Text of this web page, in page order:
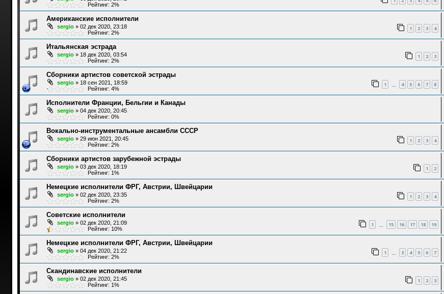
Рейтинг: 2%
Американские исполнители
sergio» 02 дек 2020, 23:18 1 2 3 4
Рейтинг: 2%
Итальянская эстрада
sergio» 18 дек 2020, 03:54 1 2 3
Рейтинг: 2%
Сборники артистов советской эстрады
sergio» 18 сен 2021, 18:59 1 4 5 6 7 8
Рейтинг: 4%
Исполнители Франции, Бельгии и Канады
sergio» 04 дек 2020, 20:45
Рейтинг: 0%
Вокально-инструментальные ансамбли СССР
sergio» 29 июн 2021, 20:45 1 2 3 4
Рейтинг: 2%
Сборники артистов зарубежной эстрады
sergio» 03 дек 2020, 18:19 1 2
Рейтинг: 1%
Немецкие исполнители ФРГ, Австрии, Швейцарии
sergio» 02 дек 2020, 23:35 1 2 3 4
Рейтинг: 2%
Советские исполнители
sergio» 02 дек 2020, 21:09 1 15 16 17 18 19
Рейтинг: 10%
Немецкие исполнители ФРГ, Австрии, Швейцарии
sergio» 04 дек 2020, 21:22 1 3 4 5 6 7
Рейтинг: 2%
Скандинавские исполнители
sergio» 02 дек 2020, 21:45 1 2 3
Рейтинг: 1%